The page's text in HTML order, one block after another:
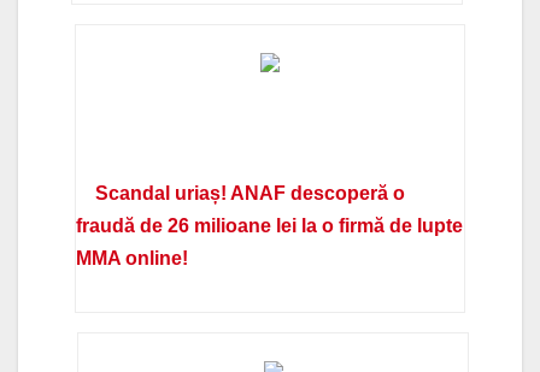
Scandal uriaș! ANAF descoperă o
fraudă de 26 milioane lei la o firmă de lupte
MMA online!